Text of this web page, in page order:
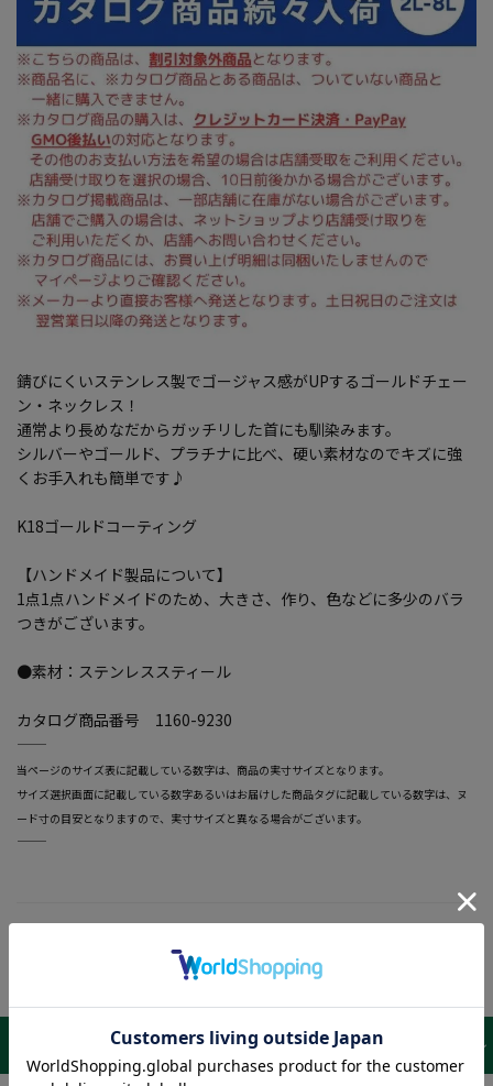
錆びにくいステンレス製でゴージャス感がUPするゴールドチェー
ン・ネックレス！
通常より長めなだからガッチリした首にも馴染みます。
シルバーやゴールド、プラチナに比べ、硬い素材なのでキズに強
くお手入れも簡単です♪
K18ゴールドコーティング
【ハンドメイド製品について】
1点1点ハンドメイドのため、大きさ、作り、色などに多少のバラ
つきがございます。
●素材：ステンレススティール
カタログ商品番号 1160-9230
―――――――――――――――――――――――
当ページのサイズ表に記載している数字は、商品の実寸サイズとなります。
サイズ選択画面に記載している数字あるいはお届けした商品タグに記載している数字は、ヌ
ード寸の目安となりますので、実寸サイズと異なる場合がございます。
―――――――――――――――――――――――
サイズ表 /
レビュー